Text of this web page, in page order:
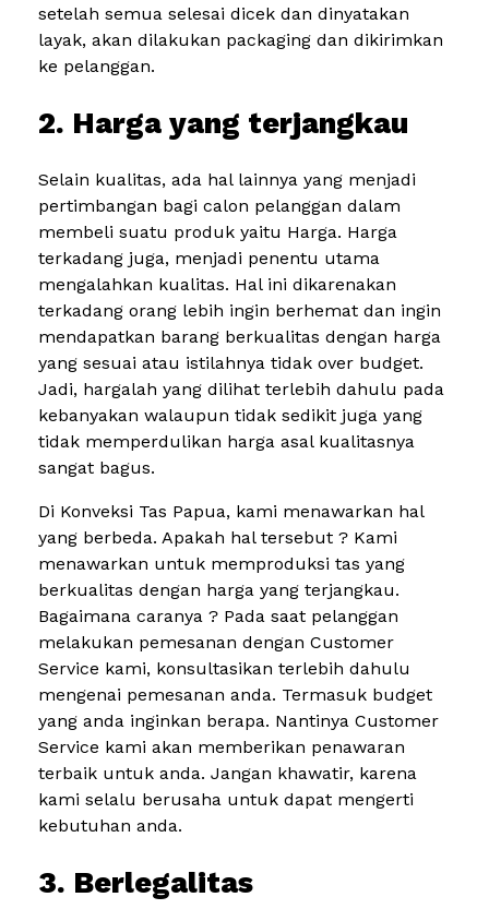
setelah semua selesai dicek dan dinyatakan
layak, akan dilakukan packaging dan dikirimkan
ke pelanggan.
2. Harga yang terjangkau
Selain kualitas, ada hal lainnya yang menjadi
pertimbangan bagi calon pelanggan dalam
membeli suatu produk yaitu Harga. Harga
terkadang juga, menjadi penentu utama
mengalahkan kualitas. Hal ini dikarenakan
terkadang orang lebih ingin berhemat dan ingin
mendapatkan barang berkualitas dengan harga
yang sesuai atau istilahnya tidak over budget.
Jadi, hargalah yang dilihat terlebih dahulu pada
kebanyakan walaupun tidak sedikit juga yang
tidak memperdulikan harga asal kualitasnya
sangat bagus.
Di Konveksi Tas Papua, kami menawarkan hal
yang berbeda. Apakah hal tersebut ? Kami
menawarkan untuk memproduksi tas yang
berkualitas dengan harga yang terjangkau.
Bagaimana caranya ? Pada saat pelanggan
melakukan pemesanan dengan Customer
Service kami, konsultasikan terlebih dahulu
mengenai pemesanan anda. Termasuk budget
yang anda inginkan berapa. Nantinya Customer
Service kami akan memberikan penawaran
terbaik untuk anda. Jangan khawatir, karena
kami selalu berusaha untuk dapat mengerti
kebutuhan anda.
3. Berlegalitas